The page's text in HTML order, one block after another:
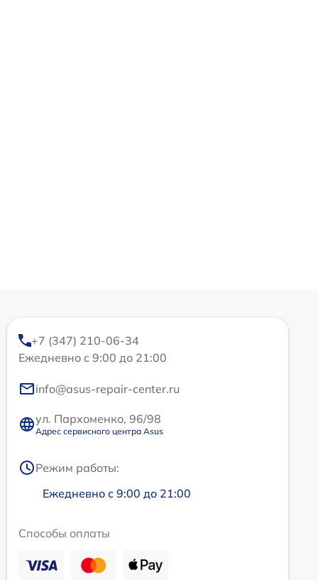
+7 (347) 210-06-34
Ежедневно с 9:00 до 21:00
info@asus-repair-center.ru
ул. Пархоменко, 96/98
Адрес сервисного центра Asus
Режим работы:
Ежедневно с 9:00 до 21:00
Способы оплаты